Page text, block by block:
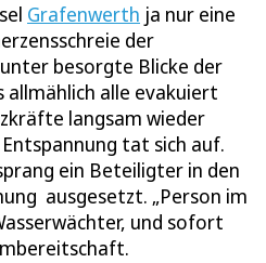
Grafenwerth ja nur eine
der
besorgte Blicke der
allmählich alle evakuiert
langsam wieder
tat sich auf.
ein Beteiligter in den
ausgesetzt. „Person im
und sofort